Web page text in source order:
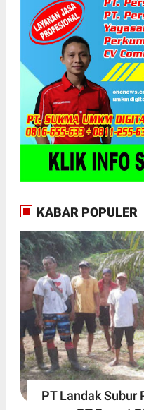
KABAR POPULER
PT Landak Subur